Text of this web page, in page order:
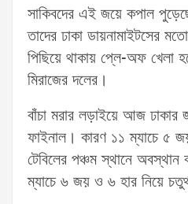
সাকিবদের এই জয়ে কপাল
তাদের ঢাকা ডায়নামাইটসের
পিছিয়ে থাকায় প্লে-অফ খেলা
মিরাজের দলের।
বাঁচা মরার লড়াইয়ে আজ
ফাইনাল। কারণ ১১ ম্যাচে ৫
টেবিলের পঞ্চম স্থানে
ম্যাচে ৬ জয় ও ৬ হার নিয়ে